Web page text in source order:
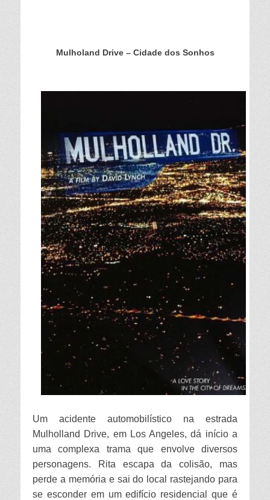
Mulholand Drive – Cidade dos Sonhos
Um acidente automobilístico na estrada
Mulholland Drive, em Los Angeles, dá início a
uma complexa trama que envolve diversos
personagens. Rita escapa da colisão, mas
perde a memória e sai do local rastejando para
se esconder em um edifício residencial que é